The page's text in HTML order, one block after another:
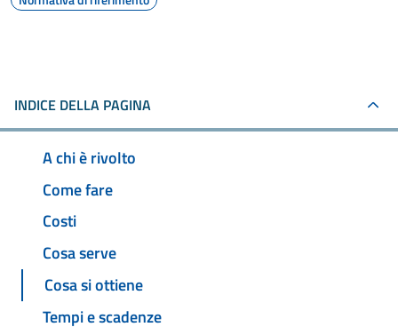
INDICE DELLA PAGINA
A chi è rivolto
Come fare
Costi
Cosa serve
Cosa si ottiene
Tempi e scadenze